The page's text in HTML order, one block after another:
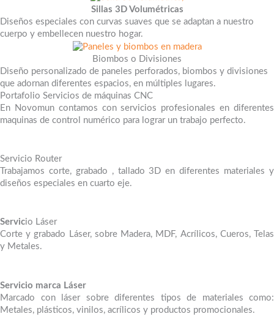
Sillas 3D Volumétricas​
Diseños especiales con curvas suaves que se adaptan a nuestro
cuerpo y embellecen nuestro hogar.
Biombos o Divisiones
Diseño personalizado de paneles perforados, biombos y divisiones
que adornan diferentes espacios, en múltiples lugares.
Portafolio Servicios de máquinas CNC
En Novomun contamos con servicios profesionales en diferentes
maquinas de control numérico para lograr un trabajo perfecto.
Servicio Router
Trabajamos corte, grabado , tallado 3D en diferentes materiales y
diseños especiales en cuarto eje.
Servicio Láser
Corte y grabado Láser, sobre Madera, MDF, Acrílicos, Cueros, Telas
y Metales.
Servicio marca Láser
Marcado con láser sobre diferentes tipos de materiales como:
Metales, plásticos, vinilos, acrílicos y productos promocionales.